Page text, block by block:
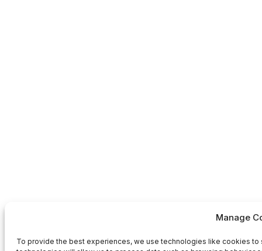
Manage
To provide the best experiences, we use technologies like cookies